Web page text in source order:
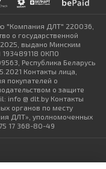
"Компания ДЛТ" 220036,
о государственной
выдано Минским
ОКПО
Республика Беларусь
Контакты лица,
покупателей о
о защите
info @ dlt.by Контакты
органов по месту
ДЛТ», уполномоченных
17 368-80-49